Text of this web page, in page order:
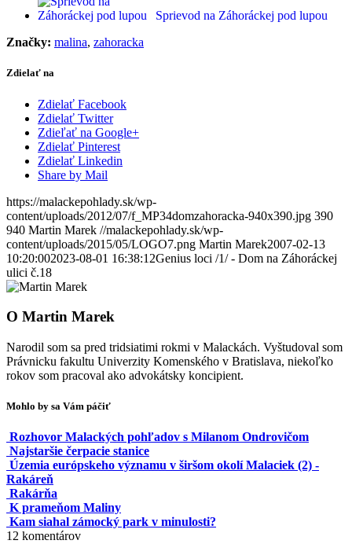
Sprievod na Záhoráckej pod lupou
Značky: malina, zahoracka
Zdielať na
Zdielať Facebook
Zdielať Twitter
Zdieľať na Google+
Zdielať Pinterest
Zdielať Linkedin
Share by Mail
https://malackepohlady.sk/wp-
content/uploads/2012/07/f_MP34domzahoracka-940x390.jpg 390
940 Martin Marek //malackepohlady.sk/wp-
content/uploads/2015/05/LOGO7.png Martin Marek2007-02-13
10:20:002023-08-01 16:38:12Genius loci /1/ - Dom na Záhoráckej
ulici č.18
O Martin Marek
Narodil som sa pred tridsiatimi rokmi v Malackách. Vyštudoval som
Právnicku fakultu Univerzity Komenského v Bratislava, niekoľko
rokov som pracoval ako advokátsky koncipient.
Mohlo by sa Vám páčiť
Rozhovor Malackých pohľadov s Milanom Ondrovičom
Najstaršie čerpacie stanice
Územia európskeho významu v širšom okolí Malaciek (2) -
Rakáreň
Rakárňa
K prameňom Maliny
Kam siahal zámocký park v minulosti?
12 komentárov